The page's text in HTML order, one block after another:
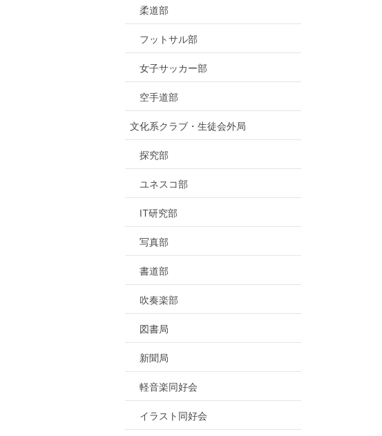
柔道部
フットサル部
女子サッカー部
空手道部
文化系クラブ・生徒会外局
探究部
ユネスコ部
IT研究部
写真部
書道部
吹奏楽部
図書局
新聞局
軽音楽同好会
イラスト同好会